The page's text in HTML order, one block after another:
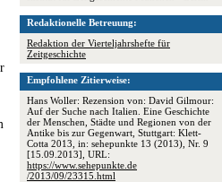
Redaktionelle Betreuung:
Redaktion der Vierteljahrshefte für
Zeitgeschichte
Empfohlene Zitierweise:
Hans Woller: Rezension von: David Gilmour:
Auf der Suche nach Italien. Eine Geschichte
der Menschen, Städte und Regionen von der
Antike bis zur Gegenwart, Stuttgart: Klett-
Cotta 2013, in: sehepunkte 13 (2013), Nr. 9
[15.09.2013], URL:
https://www.sehepunkte.de
/2013/09/23315.html